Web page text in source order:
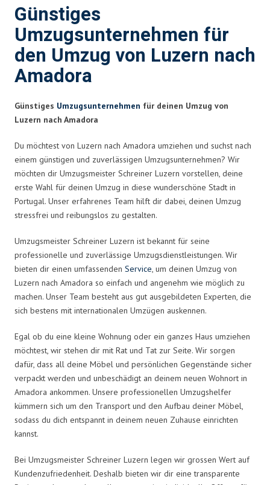
Günstiges
Umzugsunternehmen für
den Umzug von Luzern nach
Amadora
Günstiges Umzugsunternehmen für deinen Umzug von
Luzern nach Amadora
Du möchtest von Luzern nach Amadora umziehen und suchst nach
einem günstigen und zuverlässigen Umzugsunternehmen? Wir
möchten dir Umzugsmeister Schreiner Luzern vorstellen, deine
erste Wahl für deinen Umzug in diese wunderschöne Stadt in
Portugal. Unser erfahrenes Team hilft dir dabei, deinen Umzug
stressfrei und reibungslos zu gestalten.
Umzugsmeister Schreiner Luzern ist bekannt für seine
professionelle und zuverlässige Umzugsdienstleistungen. Wir
bieten dir einen umfassenden Service, um deinen Umzug von
Luzern nach Amadora so einfach und angenehm wie möglich zu
machen. Unser Team besteht aus gut ausgebildeten Experten, die
sich bestens mit internationalen Umzügen auskennen.
Egal ob du eine kleine Wohnung oder ein ganzes Haus umziehen
möchtest, wir stehen dir mit Rat und Tat zur Seite. Wir sorgen
dafür, dass all deine Möbel und persönlichen Gegenstände sicher
verpackt werden und unbeschädigt an deinem neuen Wohnort in
Amadora ankommen. Unsere professionellen Umzugshelfer
kümmern sich um den Transport und den Aufbau deiner Möbel,
sodass du dich entspannt in deinem neuen Zuhause einrichten
kannst.
Bei Umzugsmeister Schreiner Luzern legen wir grossen Wert auf
Kundenzufriedenheit. Deshalb bieten wir dir eine transparente